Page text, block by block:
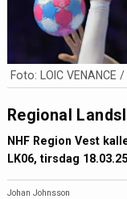
Foto: LOIC VENANCE /
Regional
NHF Region Vest
LK06, tirsdag
Johan Johnsson